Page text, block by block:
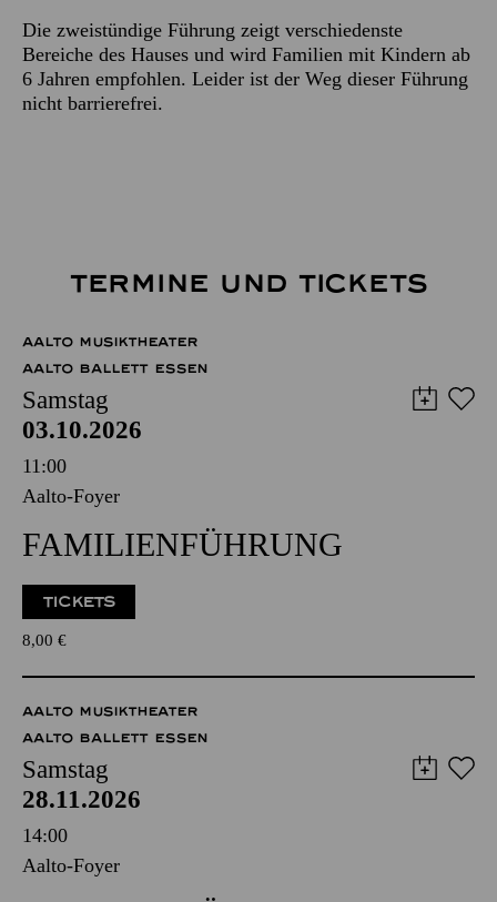
Die zweistündige Führung zeigt verschiedenste
Bereiche des Hauses und wird Familien mit Kindern ab
6 Jahren empfohlen. Leider ist der Weg dieser Führung
nicht barrierefrei.
TERMINE UND TICKETS
AALTO MUSIKTHEATER
AALTO BALLETT ESSEN
Samstag
03.10.2026
11:00
Aalto-Foyer
FAMILIENFÜHRUNG
TICKETS
8,00 €
AALTO MUSIKTHEATER
AALTO BALLETT ESSEN
Samstag
28.11.2026
14:00
Aalto-Foyer